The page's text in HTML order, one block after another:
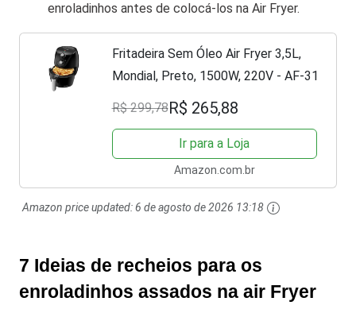
enroladinhos antes de colocá-los na Air Fryer.
Fritadeira Sem Óleo Air Fryer 3,5L,
Mondial, Preto, 1500W, 220V - AF-31
R$ 299,78R$ 265,88
Ir para a Loja
Amazon.com.br
Amazon price updated:6 de agosto de 2026 13:18
7 Ideias de recheios para os
enroladinhos assados na air Fryer